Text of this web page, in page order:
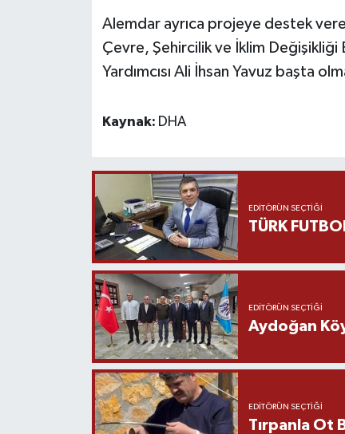
Alemdar ayrıca projeye destek
Çevre, Şehircilik ve İklim Değişikliği
Yardımcısı Ali İhsan Yavuz başta
Kaynak: DHA
EDITÖRÜN SEÇTIĞI
TÜRK
EDITÖRÜN SEÇTIĞI
Aydoğan
EDITÖRÜN SEÇTIĞI
Tırpanla Ot